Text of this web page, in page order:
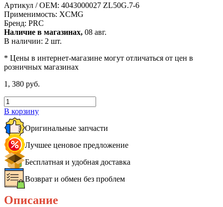
Артикул / OEM: 4043000027 ZL50G.7-6
Применимость: XCMG
Бренд: PRC
Наличие в магазинах, 08 авг.
В наличии: 2 шт.
* Цены в интернет-магазине могут отличаться от цен в
розничных магазинах
1, 380 руб.
В корзину
Оригинальные запчасти
Лучшее ценовое предложение
Бесплатная и удобная доставка
Возврат и обмен без проблем
Описание